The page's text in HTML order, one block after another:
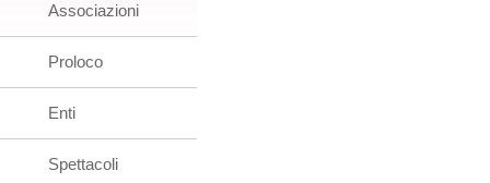
Associazioni
Proloco
Enti
Spettacoli